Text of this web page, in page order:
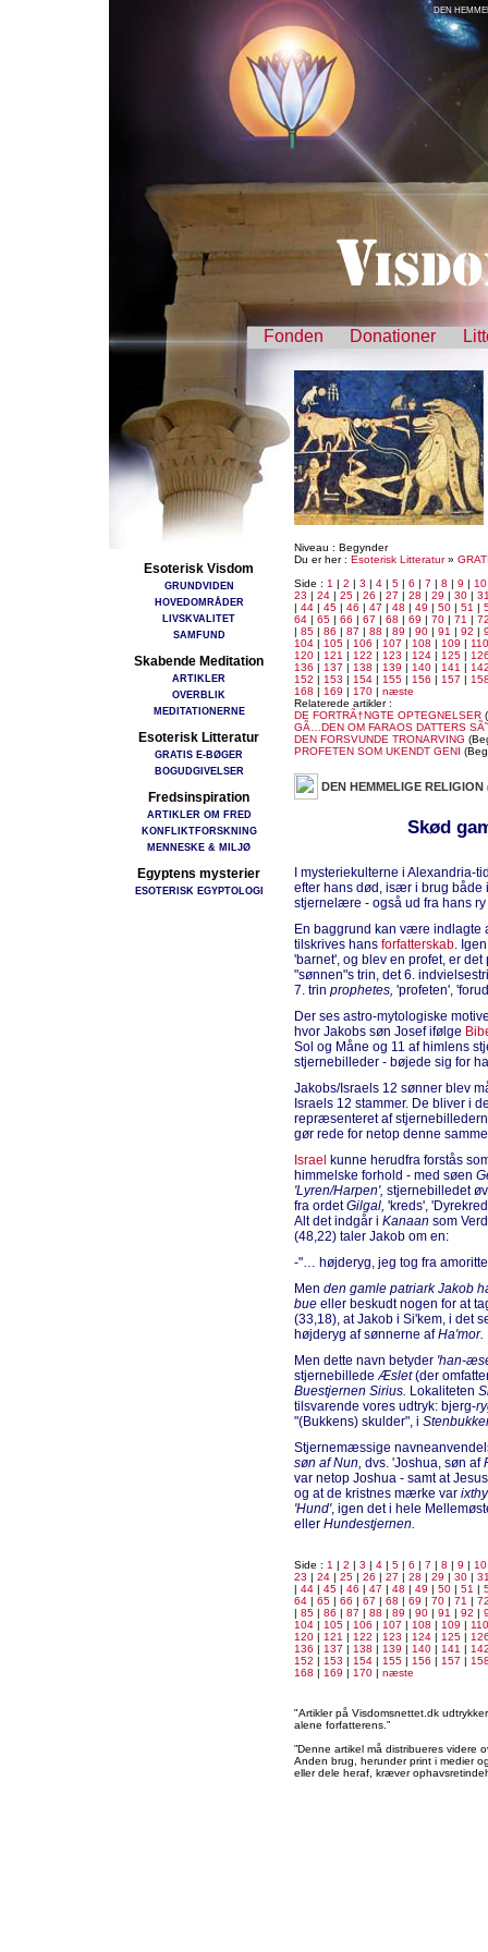
DEN
Fonden Donationer
Esoterisk Visdom
GRUNDVIDEN
HOVEDOMRÅDER
LIVSKVALITET
SAMFUND
Skabende Meditation
ARTIKLER
OVERBLIK
MEDITATIONERNE
Esoterisk Litteratur
GRATIS E-BØGER
BOGUDGIVELSER
Fredsinspiration
ARTIKLER OM FRED
KONFLIKTFORSKNING
MENNESKE & MILJØ
Egyptens mysterier
ESOTERISK EGYPTOLOGI
Niveau : Begynder
Du er her : Esoterisk Litteratur»
Side : 1 | 2 | 3 | 4 | 5 | 6 | 7 | 8 | 9 | 10
23 | 24 | 25 | 26 | 27 | 28 | 29 | 30 |
| 44 | 45 | 46 | 47 | 48 | 49 | 50 | 51 |
64 | 65 | 66 | 67 | 68 | 69 | 70 | 71 |
| 85 | 86 | 87 | 88 | 89 | 90 | 91 | 92 |
104 | 105 | 106 | 107 | 108 | 109 | 110
120 | 121 | 122 | 123 | 124 | 125 |
136 | 137 | 138 | 139 | 140 | 141 |
152 | 153 | 154 | 155 | 156 | 157 |
168 | 169 | 170 | næste
Relaterede artikler :
DE FORTRÃ†NGTE OPTEGNELSER
GÃ…DEN OM FARAOS DATTERS
DEN FORSVUNDE TRONARVING
PROFETEN SOM UKENDT GENI
DEN HEMMELIGE RELIGION
Skød
I mysteriekulterne i
efter hans død, især i brug
stjernelære - også ud fra hans
En baggrund kan være indlagte
tilskrives hans forfatterskab.
'barnet', og blev en profet, er
"sønnen"s trin, det 6.
7. trin prophetes, 'profeten',
Der ses astro-mytologiske
hvor Jakobs søn Josef ifølge
Sol og Måne og 11 af himlens
stjernebilleder - bøjede sig for
Jakobs/Israels 12 sønner blev
Israels 12 stammer. De bliver i
repræsenteret af
gør rede for netop denne
Israel kunne herudfra forstås
himmelske forhold - med søen
'Lyren/Harpen', stjernebilledet
fra ordetGilgal, 'kreds',
Alt det indgår i Kanaan som
(48,22) taler Jakob om en:
-"… højderyg, jeg tog fra
Men den gamle patriark Jakob
bue eller beskudt nogen for at
(33,18), at Jakob i Si'kem, i det
højderyg af sønnerne afHa'mor.
Men dette navn betyder 'han-
stjernebilledeÆslet(der
Buestjernen Sirius. Lokaliteten
tilsvarende vores udtryk: bjerg-
"(Bukkens) skulder", i
Stjernemæssige
søn af Nun, dvs. 'Joshua, søn af
var netop Joshua - samt at
og at de kristnes mærke var
'Hund', igen det i hele
eller Hundestjernen.
Side : 1 | 2 | 3 | 4 | 5 | 6 | 7 | 8 | 9 | 10
23 | 24 | 25 | 26 | 27 | 28 | 29 | 30 |
| 44 | 45 | 46 | 47 | 48 | 49 | 50 | 51 |
64 | 65 | 66 | 67 | 68 | 69 | 70 | 71 |
| 85 | 86 | 87 | 88 | 89 | 90 | 91 | 92 |
104 | 105 | 106 | 107 | 108 | 109 | 110
120 | 121 | 122 | 123 | 124 | 125 |
136 | 137 | 138 | 139 | 140 | 141 |
152 | 153 | 154 | 155 | 156 | 157 |
168 | 169 | 170 | næste
"Artikler på Visdomsnettet.dk
alene forfatterens.”
”Denne artikel må distribueres videre
Anden brug, herunder print i medier
eller dele heraf, kræver